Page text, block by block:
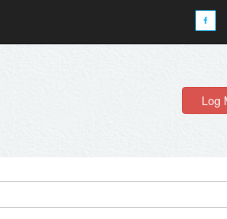
Log